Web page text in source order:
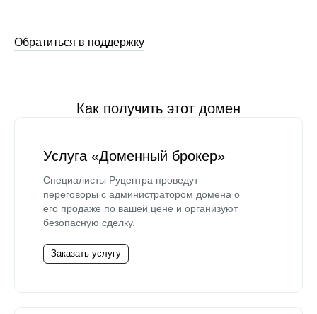
Обратиться в поддержку
Как получить этот домен
Услуга «Доменный брокер»
Специалисты Руцентра проведут
переговоры с администратором домена о
его продаже по вашей цене и организуют
безопасную сделку.
Заказать услугу